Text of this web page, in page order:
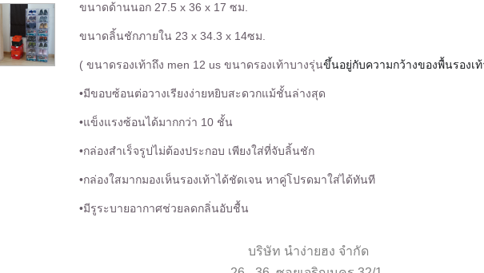
ขนาดด้านนอก 27.5 x 36 x 17 ซม.
ขนาดลิ้นชักภายใน 23 x 34.3 x 14ซม.
( ขนาดรองเท้าถึง men 12 us ขนาดรองเท้าบางรุ่นขึ้นอยู่กับความกว้างของพื้นรองเท้
•มีขอบซ้อนต่อวางเรียงง่ายหยิบสะดวกแม้ชั้นล่างสุด
•แข็งแรงซ้อนได้มากกว่า 10 ชั้น
•กล่องสำเร็จรูปไม่ต้องประกอบ เพียงใส่ที่จับลิ้นชัก
•กล่องใสมากมองเห็นรองเท้าได้ชัดเจน หาคู่โปรดมาใส่ได้ทันที
•มีรูระบายอากาศช่วยลดกลิ่นอับชื้น
บริษัท นำง่ายฮง จำกัด